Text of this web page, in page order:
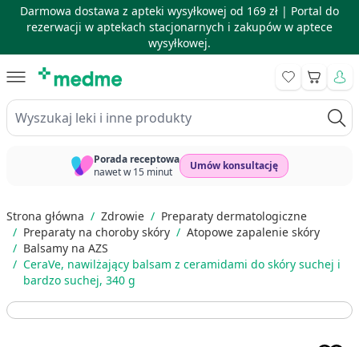
Darmowa dostawa z apteki wysyłkowej od 169 zł | Portal do
rezerwacji w aptekach stacjonarnych i zakupów w aptece
wysyłkowej.
Wyszukaj leki i inne produkty
Koszyk
Porada receptowa
nawet w 15 minut
Umów konsultację
Strona główna / Zdrowie / Preparaty dermatologiczne
/ Preparaty na choroby skóry / Atopowe zapalenie skóry
/ Balsamy na AZS
/ CeraVe, nawilżający balsam z ceramidami do skóry suchej i
bardzo suchej, 340 g